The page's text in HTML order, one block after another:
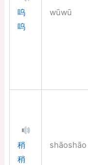
呜
呜
wūwū
稍
稍
shāoshāo